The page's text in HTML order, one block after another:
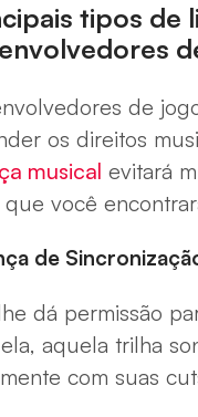
tipos de
de
os direitos
musical evitará
você
de
dá permissão
aquela trilha
com suas